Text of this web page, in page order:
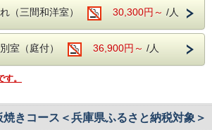
の都合により内容が変わることもござ
。
している写真はイメージです。
様用特別会席」
ン内容】
自慢の会席を堪能！
食スタンダードプラン
素材を最大限に生かしたお料理を
取り方、ひき方にもこだわった
り優しいお味の伝統的な会席料理です。
彩り会席 お品書き
れ（三間和洋室） 30,300円～ /人
別室（庭付） 36,900円～ /人
。
きコース＜兵庫県ふるさと納税対象＞